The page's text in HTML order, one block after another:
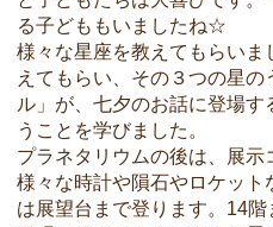
る子どももいましたね☆
様々な星座を教えてもらい
えてもらい、その３つの星
ル」が、七夕のお話に登場
うことを学びました。
プラネタリウムの後は、展示
様々な時計や隕石やロケッ
は展望台まで登ります。14階